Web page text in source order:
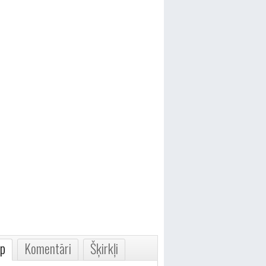
Komentāri Šķirkļi